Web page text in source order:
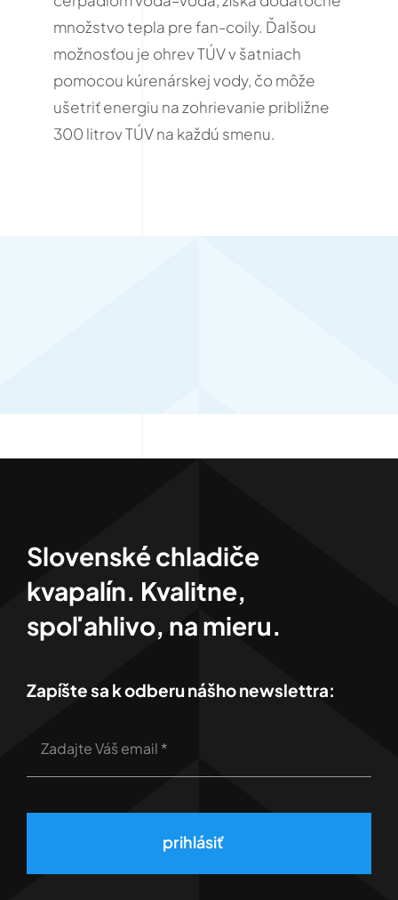
množstvo tepla pre fan-coily. Ďalšou
možnosťou je ohrev TÚV v šatniach
pomocou kúrenárskej vody, čo môže
ušetriť energiu na zohrievanie približne
300 litrov TÚV na každú smenu.
Slovenské chladiče
kvapalín. Kvalitne,
spoľahlivo, na mieru.
Zapíšte sa k odberu nášho newslettra:
prihlásiť